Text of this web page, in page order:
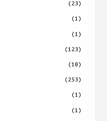
(23)
(1)
(1)
(123)
(10)
(253)
(1)
(1)